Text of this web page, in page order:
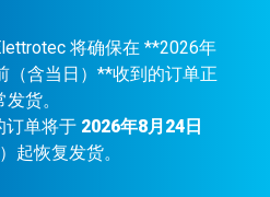
将确保在 **2026年
（含当日）**收到的订单正
发货。
订单将于 2026年8月24日
起恢复发货。